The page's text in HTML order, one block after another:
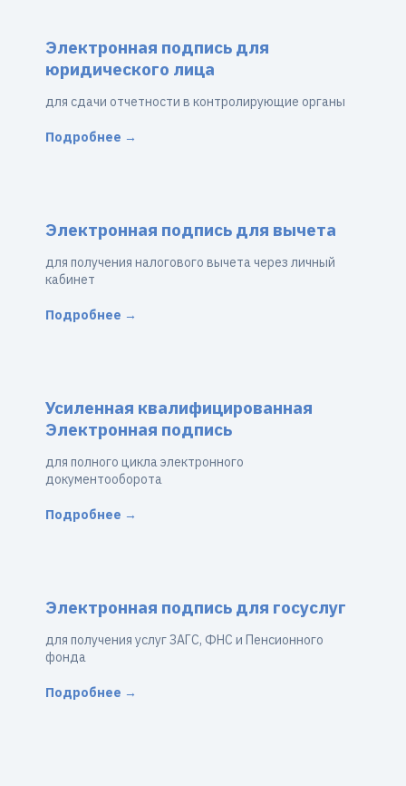
Электронная подпись для
юридического лица
для сдачи отчетности в контролирующие органы
Подробнее →
Электронная подпись для вычета
для получения налогового вычета через личный
кабинет
Подробнее →
Усиленная квалифицированная
Электронная подпись
для полного цикла электронного
документооборота
Подробнее →
Электронная подпись для госуслуг
для получения услуг ЗАГС, ФНС и Пенсионного
фонда
Подробнее →